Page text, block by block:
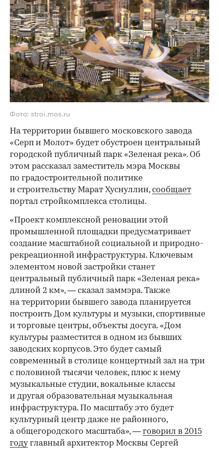
Фото: stroi.mos.ru
На территории бывшего московского завода
«Серп и Молот» будет обустроен центральный
городской публичный парк «Зеленая река». Об
этом рассказал заместитель мэра Москвы
по градостроительной политике
и строительству Марат Хуснуллин,сообщает
портал стройкомплекса столицы.
«Проект комплексной реновации этой
промышленной площадки предусматривает
создание масштабной социальной и природно-
рекреационной инфраструктуры. Ключевым
элементом новой застройки станет
центральный публичный парк «Зеленая река»
длиной 2 км», — сказал заммэра. Также
на территории бывшего завода планируется
построить Дом культуры и музыки, спортивные
и торговые центры, объекты досуга. «Дом
культуры разместится в одном из бывших
заводских корпусов. Это будет самый
современный в столице концертный зал на три
с половиной тысячи человек, плюс к нему
музыкальные студии, вокальные классы
и другая образовательная музыкальная
инфраструктура. По масштабу это будет
культурный центр даже не районного,
а общегородского масштаба», — говорил в 2015
годуглавный архитектор Москвы Сергей